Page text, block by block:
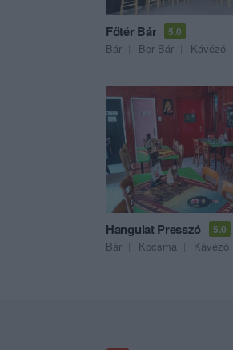
Főtér Bár 5.0
Bár Bor Bár Kávézó
Hangulat Presszó 5.0
Bár Kocsma Kávézó